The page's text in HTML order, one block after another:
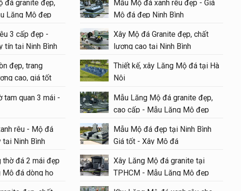
lý
cần lưu ý
2026
– Mộ đá
của Cha Mẹ
đình gồm
Rộng
đá granite đẹp,
Lăng Mộ đẹp
3 cấp đẹp -
tín tại Ninh Bình
đẹp, trang
cao, giá tốt
tam quan 3 mái -
rêu - Mộ đá
tại Ninh Bình
thờ đá 2 mái đẹp
Mộ đá dòng họ
Mẫu Mộ đá xanh rêu đẹp - Giá
Mộ đá đẹp Ninh Bình
Xây Mộ đá Granite đẹp, chất
lượng cao tại Ninh Bình
Thiết kế, xây Lăng Mộ đá tại Hà
Nội
Mẫu Lăng Mộ đá granite đẹp,
cao cấp - Mẫu Lăng Mộ đẹp
Mẫu Mộ đá đẹp tại Ninh Bình
Giá tốt - Xây Mộ đá
Xây Lăng Mộ đá granite tại
TPHCM - Mẫu Lăng Mộ đẹp